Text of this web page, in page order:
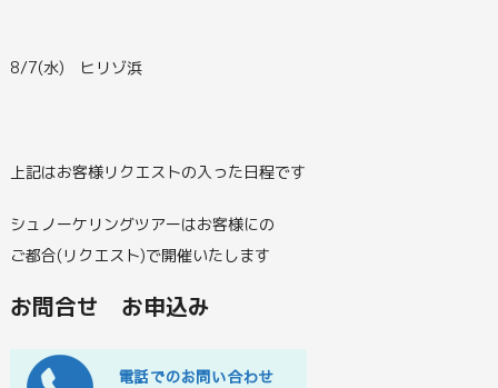
8/7(水) ヒリゾ浜
上記はお客様リクエストの入った日程です
シュノーケリングツアーはお客様にの
ご都合(リクエスト)で開催いたします
お問合せ お申込み